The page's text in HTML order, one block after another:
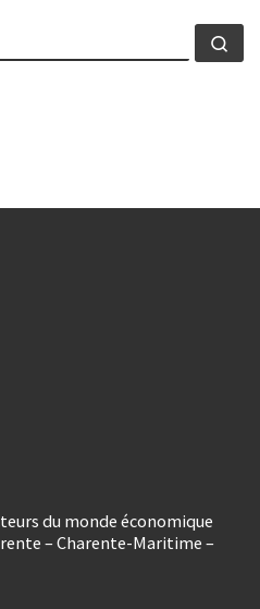
du monde économique
– Charente-Maritime –